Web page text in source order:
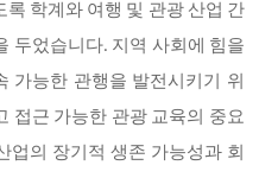
학계와 여행 및 관광 산업 간
두었습니다. 지역 사회에 힘을
가능한 관행을 발전시키기 위
접근 가능한 관광 교육의 중요
업의 장기적 생존 가능성과 회